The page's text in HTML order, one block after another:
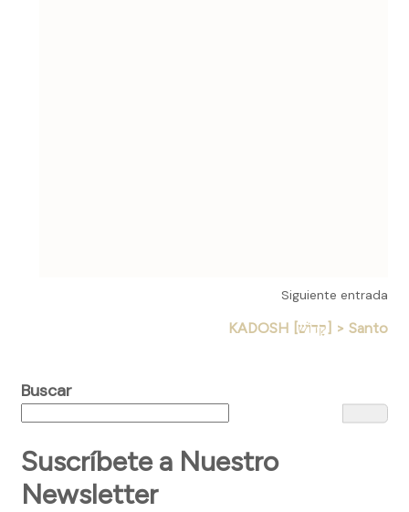
Siguiente entrada
KADOSH [קָדוֹשׁ] > Santo
Buscar
Suscríbete a Nuestro
Newsletter